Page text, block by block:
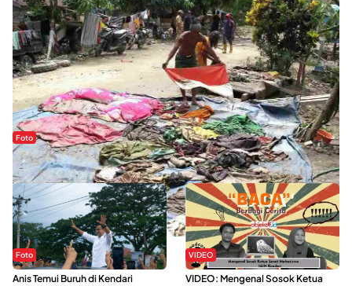
Foto
Sejak Banjir Bandang, Warga Butuhkan Air Bersih
Foto
Anis Temui Buruh di Kendari
VIDEO
VIDEO: Mengenal Sosok Ketua